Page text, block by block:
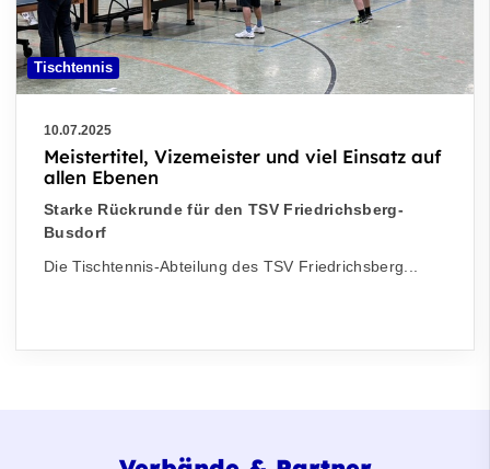
Tischtennis
10.07.2025
Meistertitel, Vizemeister und viel Einsatz auf
allen Ebenen
Starke Rückrunde für den TSV Friedrichsberg-
Busdorf
Die Tischtennis-Abteilung des TSV Friedrichsberg...